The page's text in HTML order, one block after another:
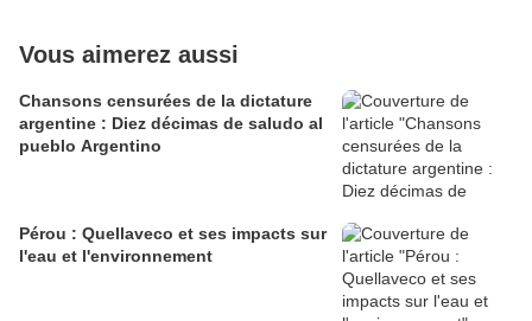
Vous aimerez aussi
Chansons censurées de la dictature
argentine : Diez décimas de saludo al
pueblo Argentino
Pérou : Quellaveco et ses impacts sur
l'eau et l'environnement